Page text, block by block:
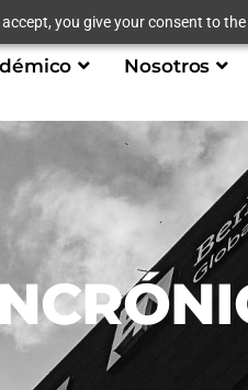
you give your consent to
Nosotros